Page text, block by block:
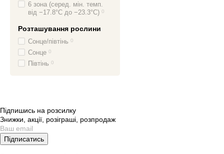
6 зона (серед. мін. темп.
від −17.8°C до −23.3°C) 0
Розташування рослини
Сонце/півтінь 0
Сонце 0
Півтінь 0
Підпишись на розсилку
Знижки, акції, розіграші, розпродаж
Підписатись